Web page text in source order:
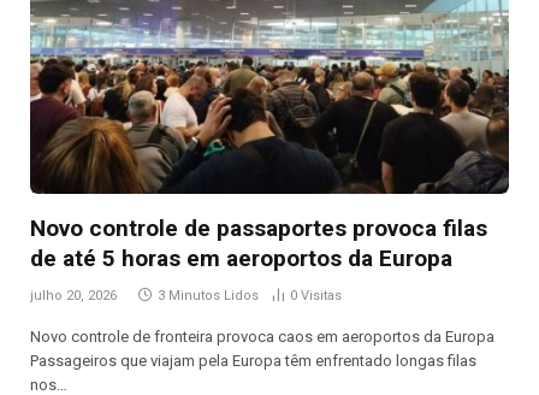
Novo controle de passaportes provoca filas
de até 5 horas em aeroportos da Europa
julho 20, 2026 3 Minutos Lidos 0 Visitas
Novo controle de fronteira provoca caos em aeroportos da Europa
Passageiros que viajam pela Europa têm enfrentado longas filas
nos…